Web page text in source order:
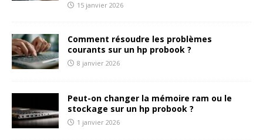
15 janvier 2026
Comment résoudre les problèmes
courants sur un hp probook ?
8 janvier 2026
Peut-on changer la mémoire ram ou le
stockage sur un hp probook ?
1 janvier 2026